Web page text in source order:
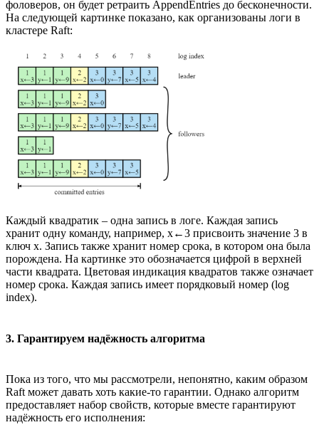
фоловеров, он будет ретраить AppendEntries до бесконечности.
На следующей картинке показано, как организованы логи в
кластере Raft:
Каждый квадратик – одна запись в логе. Каждая запись
хранит одну команду, например, x←3 присвоить значение 3 в
ключ x. Запись также хранит номер срока, в котором она была
порождена. На картинке это обозначается цифрой в верхней
части квадрата. Цветовая индикация квадратов также означает
номер срока. Каждая запись имеет порядковый номер (log
index).
3. Гарантируем надёжность алгоритма
Пока из того, что мы рассмотрели, непонятно, каким образом
Raft может давать хоть какие-то гарантии. Однако алгоритм
предоставляет набор свойств, которые вместе гарантируют
надёжность его исполнения: